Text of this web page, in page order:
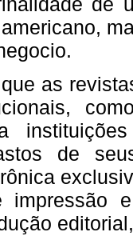
as
de
impressão